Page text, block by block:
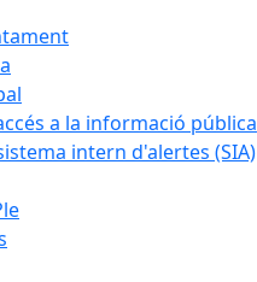
a la informació pública
intern d'alertes (SIA)